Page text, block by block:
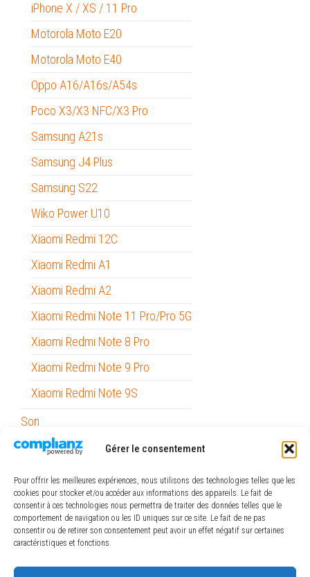
Gérer le consentement
Pour offrir les meilleures expériences, nous utilisons des technologies telles que les
cookies pour stocker et/ou accéder aux informations des appareils. Le fait de
consentir à ces technologies nous permettra de traiter des données telles que le
comportement de navigation ou les ID uniques sur ce site. Le fait de ne pas
consentir ou de retirer son consentement peut avoir un effet négatif sur certaines
caractéristiques et fonctions.
iPhone X / XS / 11 Pro
Motorola Moto E20
Motorola Moto E40
Oppo A16/A16s/A54s
Poco X3/X3 NFC/X3 Pro
Samsung A21s
Samsung J4 Plus
Samsung S22
Wiko Power U10
Xiaomi Redmi 12C
Xiaomi Redmi A1
Xiaomi Redmi A2
Xiaomi Redmi Note 11 Pro/Pro 5G
Xiaomi Redmi Note 8 Pro
Xiaomi Redmi Note 9 Pro
Xiaomi Redmi Note 9S
Son
Stylets
Support Voiture
Outils
Papeterie / Bureau